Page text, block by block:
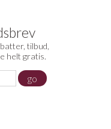
tilbud,
helt gratis.